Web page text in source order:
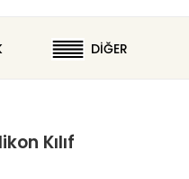
DİĞER
Kılıf